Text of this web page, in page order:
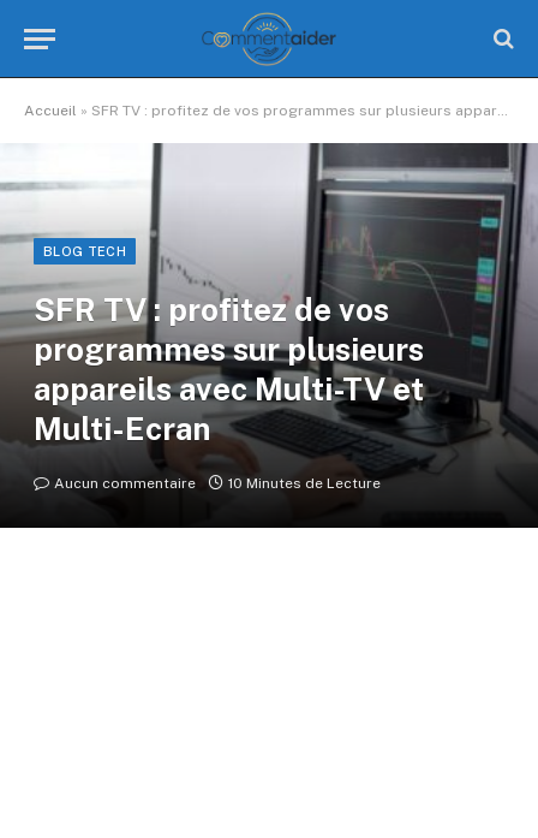
Accueil » SFR TV : profitez de vos programmes sur plusieurs appareils avec Multi-TV et Multi-Ecran
BLOG TECH
SFR TV : profitez de vos
programmes sur plusieurs
appareils avec Multi-TV et
Multi-Ecran
Aucun commentaire 10 Minutes de Lecture